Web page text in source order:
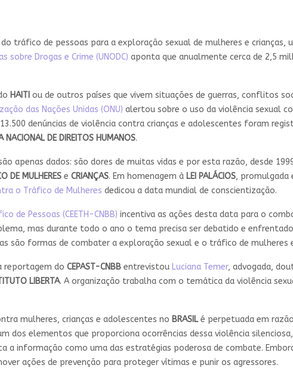
tráfico de pessoas para a exploração sexual de mulheres e crianças,
sobre Drogas e Crime (UNODC) aponta que anualmente cerca de 2,5
HAITI ou de outros países que vivem situações de guerras, conflitos
das Nações Unidas (ONU) alertou sobre o uso da violência sexual
denúncias de violência contra crianças e adolescentes foram
NACIONAL DE DIREITOS HUMANOS.
apenas dados: são dores de muitas vidas e por esta razão, desde
DE MULHERES e CRIANÇAS. Em homenagem à LEI PALÁCIOS, promulgada
o Tráfico de Mulheres dedicou a data mundial de conscientização.
de Pessoas (CEETH-CNBB) incentiva as ações desta data para o
mas durante todo o ano o tema precisa ser debatido e enfrentado
são formas de combater a exploração sexual e o tráfico de mulheres
reportagem do CEPAST-CNBB entrevistou Luciana Temer, advogada,
LIBERTA. A organização trabalha com o temática da violência
mulheres, crianças e adolescentes no BRASIL é perpetuada em
dos elementos que proporciona ocorrências dessa violência
a informação como uma das estratégias poderosa de combate.
ações de prevenção para proteger vítimas e punir os agressores.